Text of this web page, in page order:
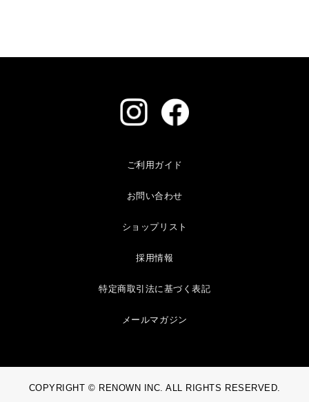
ご利用ガイド
お問い合わせ
ショップリスト
採用情報
特定商取引法に基づく表記
メールマガジン
COPYRIGHT © RENOWN INC. ALL RIGHTS RESERVED.